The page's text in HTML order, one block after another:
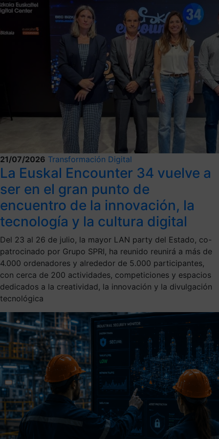
21/07/2026 Transformación Digital
La Euskal Encounter 34 vuelve a
ser en el gran punto de
encuentro de la innovación, la
tecnología y la cultura digital
Del 23 al 26 de julio, la mayor LAN party del Estado, co-
patrocinado por Grupo SPRI, ha reunido reunirá a más de
4.000 ordenadores y alrededor de 5.000 participantes,
con cerca de 200 actividades, competiciones y espacios
dedicados a la creatividad, la innovación y la divulgación
tecnológica